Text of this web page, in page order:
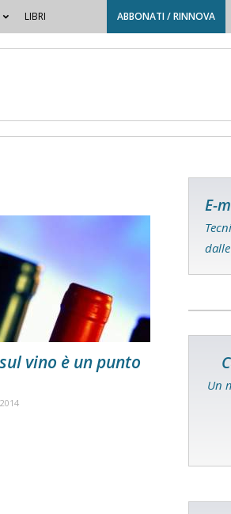
LIBRI ABBONATI / RINNOVA
vino è un punto
E-
Un